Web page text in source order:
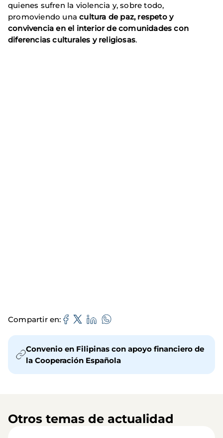
quienes sufren la violencia y, sobre todo,
promoviendo unacultura de paz, respeto y
convivencia en el interior de comunidades con
diferencias culturales y religiosas.
Compartir en
Convenio en Filipinas con apoyo financiero de
la Cooperación Española
Otros temas de actualidad